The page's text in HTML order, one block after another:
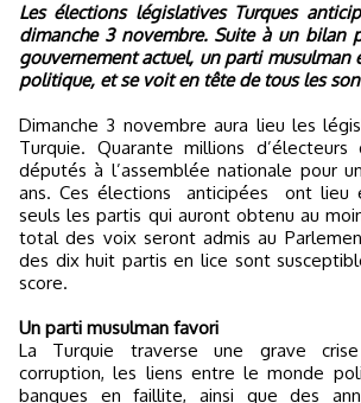
Les élections législatives Turques anticipées auront lieu ce
dimanche 3 novembre. Suite à un bilan
gouvernement actuel, un parti musulman
politique, et se voit en tête de tous les
Dimanche 3 novembre aura lieu les
Turquie. Quarante millions
députés à l’assemblée nationale pour
ans. Ces élections anticipées ont lieu
seuls les partis qui auront obtenu au
total des voix seront admis au
des dix huit partis en lice sont
score.
Un parti musulman favori
La Turquie traverse une grave
corruption, les liens entre le monde
banques en faillite, ainsi que des